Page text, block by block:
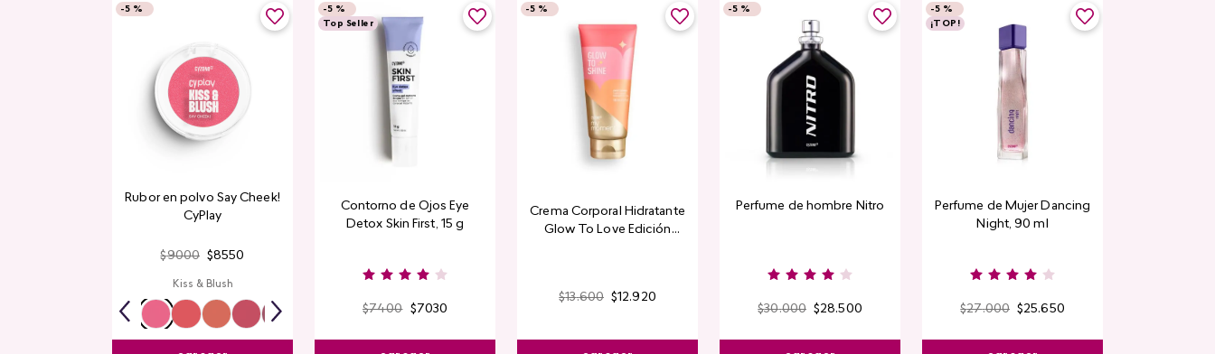
-5 %
Rubor en polvo Say Cheek!
CyPlay
$9000 $8550
Kiss & Blush
-5 %
Top Seller
Contorno de Ojos Eye
Detox Skin First, 15 g
$7400 $7030
-5 %
Crema Corporal Hidratante
Glow To Love Edición
$13.600 $12.920
-5 %
Perfume de hombre Nitro
$30.000 $28.500
-5 %
¡TOP!
Perfume de Mujer Dancing
Night, 90 ml
$27.000 $25.650